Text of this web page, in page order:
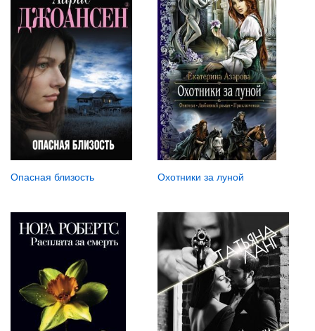
Опасная близость Охотники за луной